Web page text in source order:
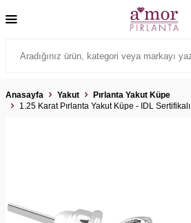
Anasayfa Yakut
Pırlanta Yakut Küpe
1.25 Karat Pırlanta Yakut Küpe - IDL Sertifikalı